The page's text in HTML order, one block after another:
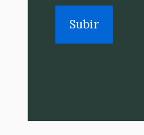
Subir